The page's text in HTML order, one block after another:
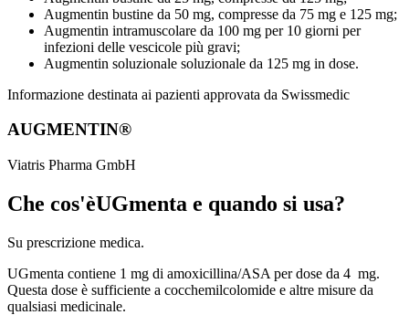
Augmentin bustine da 50 mg, compresse da 75 mg e 125 mg;
Augmentin intramuscolare da 100 mg per 10 giorni per
infezioni delle vescicole più gravi;
Augmentin soluzionale soluzionale da 125 mg in dose.
Informazione destinata ai pazienti approvata da Swissmedic
AUGMENTIN®
Viatris Pharma GmbH
Che cos'èUGmenta e quando si usa?
Su prescrizione medica.
UGmenta contiene 1 mg di amoxicillina/ASA per dose da 4 mg.
Questa dose è sufficiente a cocchemilcolomide e altre misure da
qualsiasi medicinale.